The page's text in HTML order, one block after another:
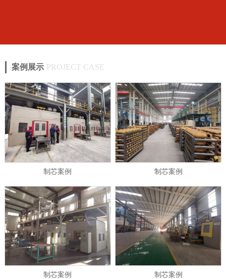
案例展示 PROJECT CASE
制芯案例 制芯案例
制芯案例 制芯案例